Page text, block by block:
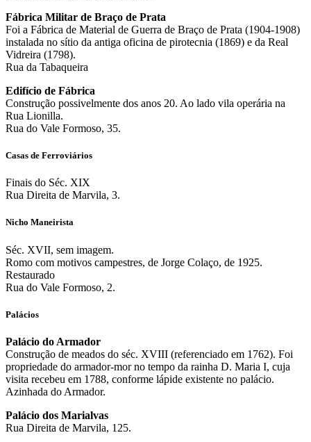
Fábrica Militar de Braço de Prata
Foi a Fábrica de Material de Guerra de Braço de Prata (1904-1908)
instalada no sítio da antiga oficina de pirotecnia (1869) e da Real
Vidreira (1798).
Rua da Tabaqueira
Edifício de Fábrica
Construção possivelmente dos anos 20. Ao lado vila operária na
Rua Lionilla.
Rua do Vale Formoso, 35.
Casas de Ferroviários
Finais do Séc. XIX
Rua Direita de Marvila, 3.
Nicho Maneirista
Séc. XVII, sem imagem.
Romo com motivos campestres, de Jorge Colaço, de 1925.
Restaurado
Rua do Vale Formoso, 2.
Palácios
Palácio do Armador
Construção de meados do séc. XVIII (referenciado em 1762). Foi
propriedade do armador-mor no tempo da rainha D. Maria I, cuja
visita recebeu em 1788, conforme lápide existente no palácio.
Azinhada do Armador.
Palácio dos Marialvas
Rua Direita de Marvila, 125.